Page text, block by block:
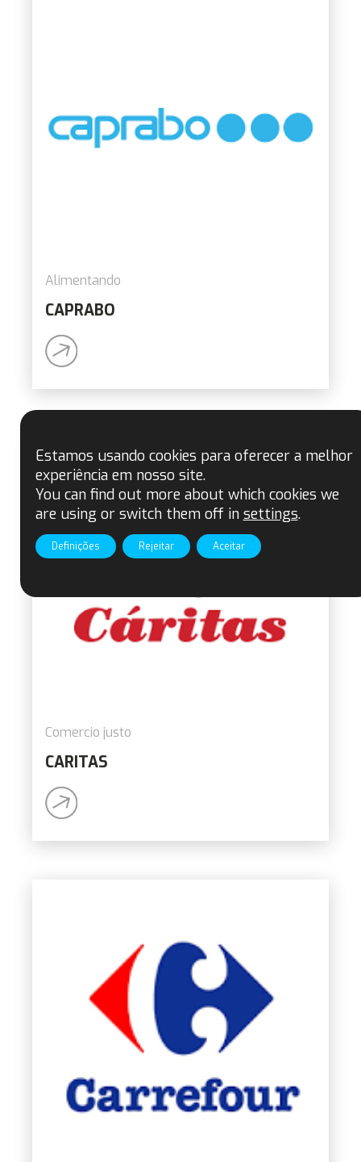
Alimentando
CAPRABO
Comercio justo
CARITAS
Estamos usando cookies para oferecer a melhor
experiência em nosso site.
You can find out more about which cookies we
are using or switch them off in settings.
Aceitar
Rejeitar
Definições